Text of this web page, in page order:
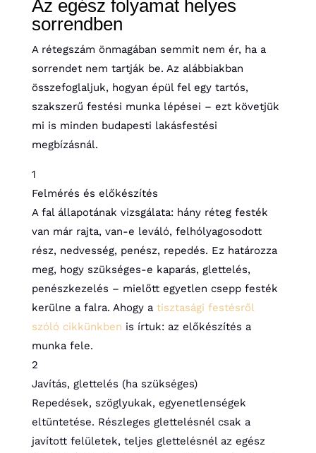
Az egész folyamat helyes
sorrendben
A rétegszám önmagában semmit nem ér, ha a
sorrendet nem tartják be. Az alábbiakban
összefoglaljuk, hogyan épül fel egy tartós,
szakszerű festési munka lépései – ezt követjük
mi is minden budapesti lakásfestési
megbízásnál.
1
Felmérés és előkészítés
A fal állapotának vizsgálata: hány réteg festék
van már rajta, van-e leváló, felhólyagosodott
rész, nedvesség, penész, repedés. Ez határozza
meg, hogy szükséges-e kaparás, glettelés,
penészkezelés – mielőtt egyetlen csepp festék
kerülne a falra. Ahogy a tisztasági festésről
szóló cikkünkben is írtuk: az előkészítés a
munka fele.
2
Javítás, glettelés (ha szükséges)
Repedések, szöglyukak, egyenetlenségek
eltüntetése. Részleges glettelésnél csak a
javított felületek, teljes glettelésnél az egész